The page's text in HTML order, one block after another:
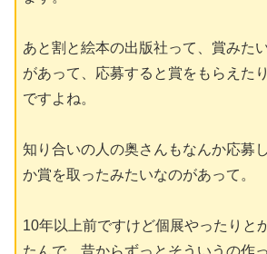
あと割と絵本の出版社って、賞みた
があって、応募すると賞をもらえた
ですよね。
知り合いの人の奥さんもなんか応募
か賞を取ったみたいなのがあって。
10年以上前ですけど個展やったりと
たんで。昔からずっとそういうの作っ